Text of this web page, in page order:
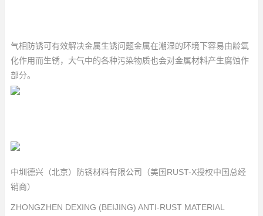
气相防锈可有效解决金属生锈问题金属在潮湿的环境下容易由龄氧
化作用而生锈，大气中的各种污染物质也会对金属材料产生腐蚀作
部分。
中圳德兴（北京）防锈材料有限公司（美国RUST-X授权中国总经
销商）
ZHONGZHEN DEXING (BEIJING) ANTI-RUST MATERIAL